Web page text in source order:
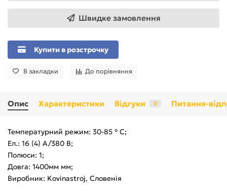
Швидке замовлення
Купити в розстрочку
В закладки До порівняння
Опис Характеристики Відгуки 0 Питання-
Температурний режим: 30-85 ° C;
Ел.: 16 (4) A/380 B;
Полюси: 1;
Довга: 1400мм мм;
Виробник: Kovinastroj, Словенія